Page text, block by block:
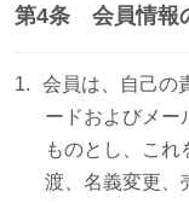
第4条 会員情報
会員は、自己の
ードおよびメー
ものとし、こ
渡、名義変更、